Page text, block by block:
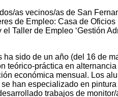
as vecinos/as de San
de Empleo: Casa de Oficios
el Taller de Empleo ‘Gestión
ha sido de un año (del 16 de
teórico-práctica en
económica mensual. Los
se han especializado en
trabajos de